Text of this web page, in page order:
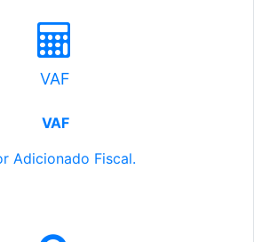
VAF
VAF
Adicionado Fiscal.